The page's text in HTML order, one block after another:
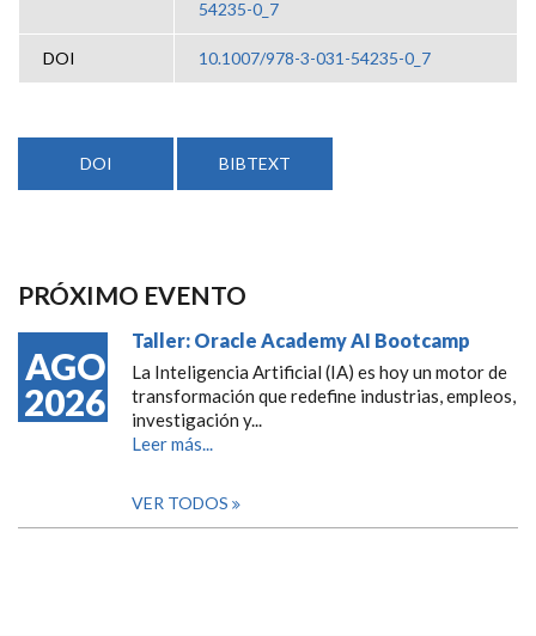
54235-0_7
DOI 10.1007/978-3-031-54235-0_7
DOI BIBTEXT
PRÓXIMO EVENTO
AGO
2026
Taller: Oracle Academy AI Bootcamp
La Inteligencia Artificial (IA) es hoy un motor de
transformación que redefine industrias, empleos,
investigación y...
Leer más...
VER TODOS